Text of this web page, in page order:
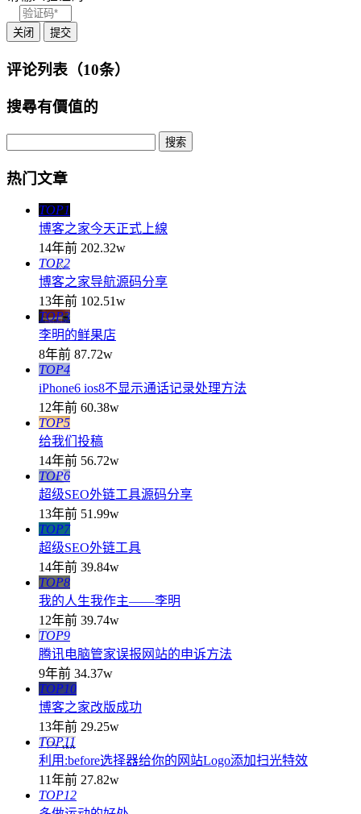
关闭 提交
评论列表（10条）
搜尋有價值的
热门文章
TOP1
博客之家今天正式上線
14年前 202.32w
TOP2
博客之家导航源码分享
13年前 102.51w
TOP3
李明的鲜果店
8年前 87.72w
TOP4
iPhone6 ios8不显示通话记录处理方法
12年前 60.38w
TOP5
给我们投稿
14年前 56.72w
TOP6
超级SEO外链工具源码分享
13年前 51.99w
TOP7
超级SEO外链工具
14年前 39.84w
TOP8
我的人生我作主——李明
12年前 39.74w
TOP9
腾讯电脑管家误报网站的申诉方法
9年前 34.37w
TOP10
博客之家改版成功
13年前 29.25w
TOP11
利用:before选择器给你的网站Logo添加扫光特效
11年前 27.82w
TOP12